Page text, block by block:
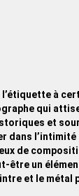
à
qui
et
dans l’intimité
de
être un
et le métal